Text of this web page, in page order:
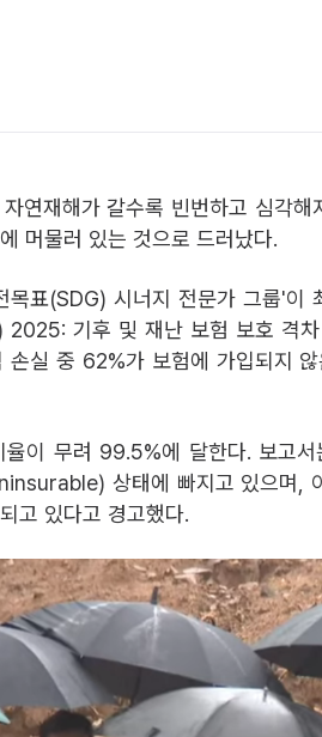
연재해가 갈수록 빈번하고 심각해
머물러 있는 것으로 드러났다.
표(SDG) 시너지 전문가 그룹'이
기후 및 재난 보험 보호 격
손실 중 62%가 보험에 가입되지
이 무려 99.5%에 달한다. 보고
상태에 빠지고 있으며,
고 있다고 경고했다.